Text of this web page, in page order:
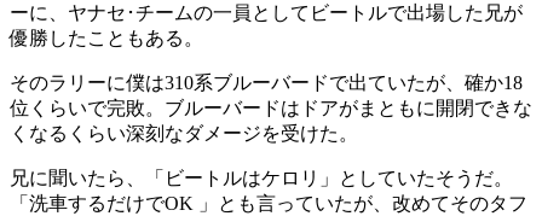
ーに、ヤナセ･チームの一員としてビートルで出場した兄が
優勝したこともある。
そのラリーに僕は310系ブルーバードで出ていたが、確か18
位くらいで完敗。ブルーバードはドアがまともに開閉できな
くなるくらい深刻なダメージを受けた。
兄に聞いたら、「ビートルはケロリ」としていたそうだ。
「洗車するだけでOK 」とも言っていたが、改めてそのタフ